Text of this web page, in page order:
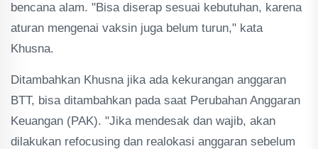
bencana alam. "Bisa diserap sesuai kebutuhan, karena
aturan mengenai vaksin juga belum turun," kata
Khusna.
Ditambahkan Khusna jika ada kekurangan anggaran
BTT, bisa ditambahkan pada saat Perubahan Anggaran
Keuangan (PAK). "Jika mendesak dan wajib, akan
dilakukan refocusing dan realokasi anggaran sebelum